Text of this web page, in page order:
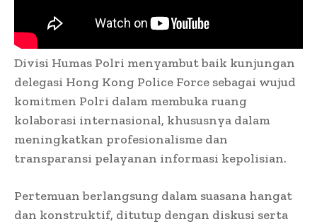
Divisi Humas Polri menyambut baik kunjungan
delegasi Hong Kong Police Force sebagai wujud
komitmen Polri dalam membuka ruang
kolaborasi internasional, khususnya dalam
meningkatkan profesionalisme dan
transparansi pelayanan informasi kepolisian.
Pertemuan berlangsung dalam suasana hangat
dan konstruktif, ditutup dengan diskusi serta